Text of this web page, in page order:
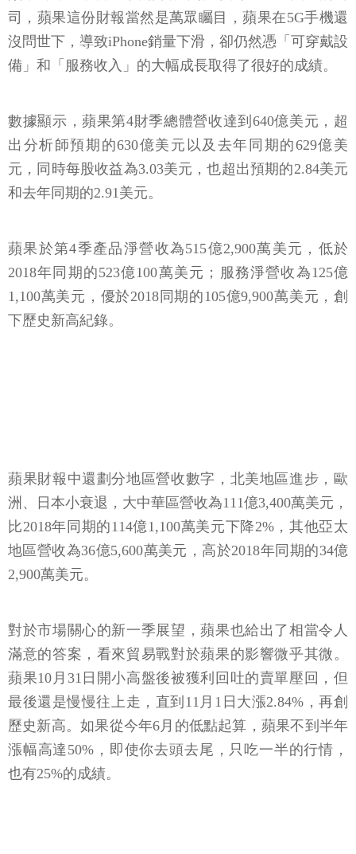
司，蘋果這份財報當然是萬眾矚目，蘋果在5G手機還
沒問世下，導致iPhone銷量下滑，卻仍然憑「可穿戴設
備」和「服務收入」的大幅成長取得了很好的成績。
數據顯示，蘋果第4財季總體營收達到640億美元，超
出分析師預期的630億美元以及去年同期的629億美
元，同時每股收益為3.03美元，也超出預期的2.84美元
和去年同期的2.91美元。
蘋果於第4季產品淨營收為515億2,900萬美元，低於
2018年同期的523億100萬美元；服務淨營收為125億
1,100萬美元，優於2018同期的105億9,900萬美元，創
下歷史新高紀錄。
蘋果財報中還劃分地區營收數字，北美地區進步，歐
洲、日本小衰退，大中華區營收為111億3,400萬美元，
比2018年同期的114億1,100萬美元下降2%，其他亞太
地區營收為36億5,600萬美元，高於2018年同期的34億
2,900萬美元。
對於市場關心的新一季展望，蘋果也給出了相當令人
滿意的答案，看來貿易戰對於蘋果的影響微乎其微。
蘋果10月31日開小高盤後被獲利回吐的賣單壓回，但
最後還是慢慢往上走，直到11月1日大漲2.84%，再創
歷史新高。如果從今年6月的低點起算，蘋果不到半年
漲幅高達50%，即使你去頭去尾，只吃一半的行情，
也有25%的成績。